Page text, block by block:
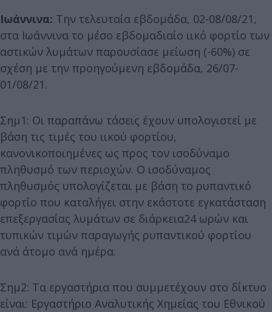
Ιωάννινα: Την τελευταία εβδομάδα, 02-08/08/21,
στα Ιωάννινα το μέσο εβδομαδιαίο ιικό φορτίο των
αστικών λυμάτων παρουσίασε μείωση (-60%) σε
σχέση με την προηγούμενη εβδομάδα, 26/07-
01/08/21.
Σημ1: Οι παραπάνω τάσεις έχουν υπολογιστεί με
βάση τις τιμές του ιικού φορτίου,
κανονικοποιημένες ως προς τον ισοδύναμο
πληθυσμό των περιοχών. O ισοδύναμος
πληθυσμός υπολογίζεται με βάση το ρυπαντικό
φορτίο που καταλήγει στην εκάστοτε εγκατάσταση
επεξεργασίας λυμάτων σε διάρκεια24 ωρών και
τυπικών τιμών παραγωγής ρυπαντικού φορτίου
ανά άτομο ανά ημέρα.
Σημ2: Τα εργαστήρια που συμμετέχουν στο δίκτυο
είναι: Εργαστήριο Αναλυτικής Χημείας του Εθνικού